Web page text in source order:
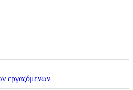
εργαζόμενων